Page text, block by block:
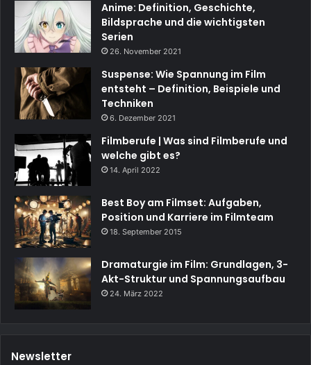
Anime: Definition, Geschichte,
Bildsprache und die wichtigsten
Serien
26. November 2021
Suspense: Wie Spannung im Film
entsteht – Definition, Beispiele und
Techniken
6. Dezember 2021
Filmberufe | Was sind Filmberufe und
welche gibt es?
14. April 2022
Best Boy am Filmset: Aufgaben,
Position und Karriere im Filmteam
18. September 2015
Dramaturgie im Film: Grundlagen, 3-
Akt-Struktur und Spannungsaufbau
24. März 2022
Newsletter